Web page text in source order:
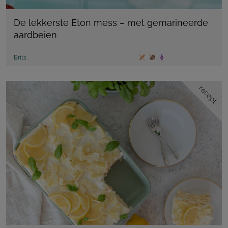
De lekkerste Eton mess – met gemarineerde
aardbeien
Brits
recept